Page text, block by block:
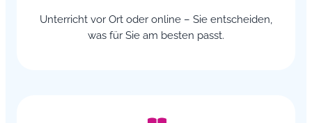
Unterricht vor Ort oder online – Sie entscheiden,
was für Sie am besten passt.